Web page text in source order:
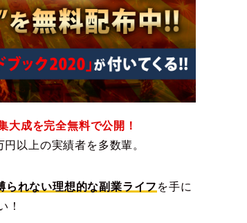
大成を完全無料で公開！
以上の実績者を多数輩。
られない理想的な副業ライフ を手に
！